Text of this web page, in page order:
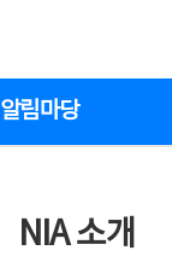
알림마당
NIA 소개